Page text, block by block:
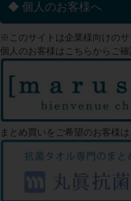
◆ 個人のお客様へ
※このサイトは企業様向けのサ
個人のお客様はこちらからご
まとめ買いをご希望のお客様は